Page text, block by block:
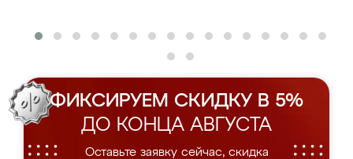
ФИКСИРУЕМ СКИДКУ В 5%
ДО КОНЦА АВГУСТА
Оставьте заявку сейчас, скидка